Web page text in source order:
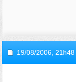
19/08/2006, 21h48